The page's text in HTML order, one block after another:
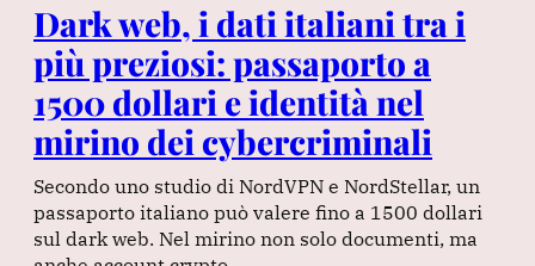
Dark web, i dati italiani tra i
più preziosi: passaporto a
1500 dollari e identità nel
mirino dei cybercriminali
Secondo uno studio di NordVPN e NordStellar, un
passaporto italiano può valere fino a 1500 dollari
sul dark web. Nel mirino non solo documenti, ma